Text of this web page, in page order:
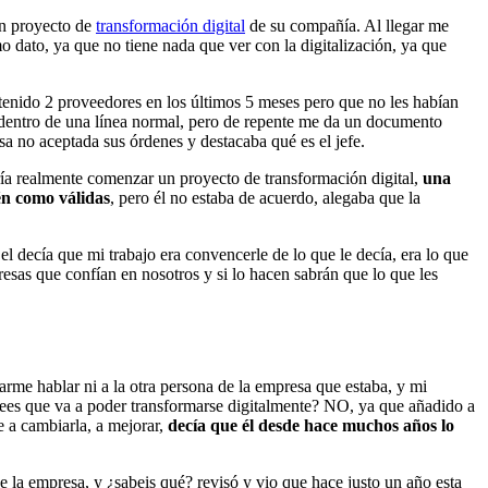
proyecto de transformación digital de su compañía. Al llegar me
dato, ya que no tiene nada que ver con la digitalización, ya que
2 proveedores en los últimos 5 meses pero que no les habían
de una línea normal, pero de repente me da un documento
no aceptada sus órdenes y destacaba qué es el jefe.
realmente comenzar un proyecto de transformación digital, una
como válidas, pero él no estaba de acuerdo, alegaba que la
decía que mi trabajo era convencerle de lo que le decía, era lo que
que confían en nosotros y si lo hacen sabrán que lo que les
hablar ni a la otra persona de la empresa que estaba, y mi
que va a poder transformarse digitalmente? NO, ya que añadido a
cambiarla, a mejorar, decía que él desde hace muchos años lo
empresa, y ¿sabeis qué? revisó y vio que hace justo un año esta